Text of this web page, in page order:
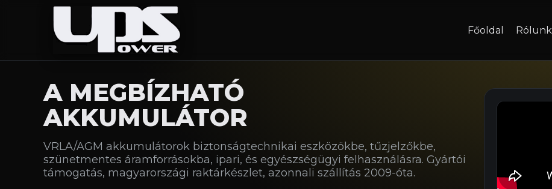
Főoldal Rólunk
A MEGBÍZHATÓ
AKKUMULÁTOR
VRLA/AGM akkumulátorok biztonságtechnikai eszközökbe, tűzjelzőkbe,
szünetmentes áramforrásokba, ipari, és egyészségügyi felhasználásra. Gyártói
támogatás, magyarországi raktárkészlet, azonnali szállítás 2009-óta.